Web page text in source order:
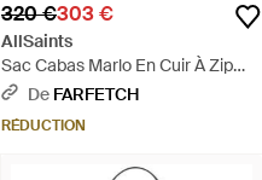
320 €303 €
AllSaints
Sac Cabas Marlo En Cuir À Zip
Latéral - Marron
De FARFETCH
RÉDUCTION